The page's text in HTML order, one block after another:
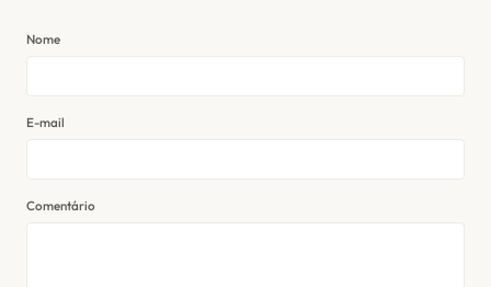
Nome
E-mail
Comentário